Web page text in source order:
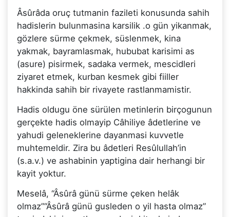
Âsûrâda oruç tutmanin fazileti konusunda sahih
hadislerin bulunmasina karsilik .o gün yikanmak,
gözlere sürme çekmek, süslenmek, kina
yakmak, bayramlasmak, hububat karisimi as
(asure) pisirmek, sadaka vermek, mescidleri
ziyaret etmek, kurban kesmek gibi fiiller
hakkinda sahih bir rivayete rastlanmamistir.
Hadis oldugu öne sürülen metinlerin birçogunun
gerçekte hadis olmayip Câhiliye âdetlerine ve
yahudi geleneklerine dayanmasi kuvvetle
muhtemeldir. Zira bu âdetleri Resûlullah’in
(s.a.v.) ve ashabinin yaptigina dair herhangi bir
kayit yoktur.
Meselâ, “Âsûrâ günü sürme çeken helâk
olmaz”“Âsûrâ günü gusleden o yil hasta olmaz”